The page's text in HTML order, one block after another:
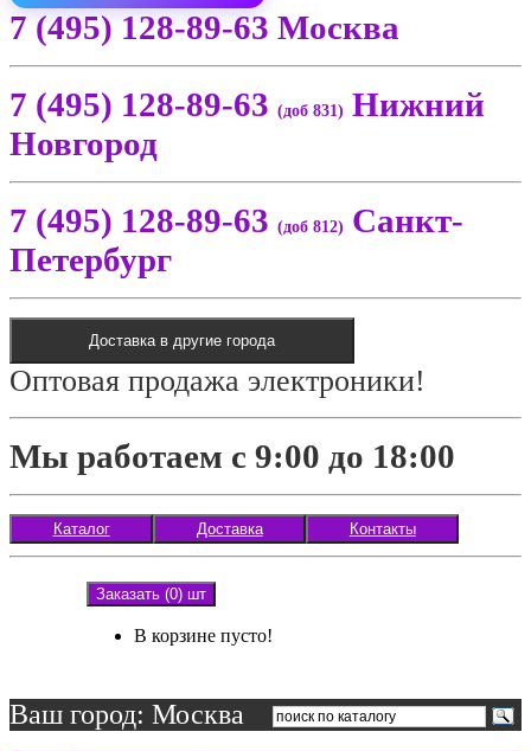
7 (495) 128-89-63 Москва
7 (495) 128-89-63 (доб 831) Нижний
Новгород
7 (495) 128-89-63 (доб 812) Санкт-
Петербург
Доставка в другие города
Оптовая продажа электроники!
Мы работаем с 9:00 до 18:00
Каталог Доставка Контакты
Заказать (0) шт
В корзине пусто!
Ваш город: Москва